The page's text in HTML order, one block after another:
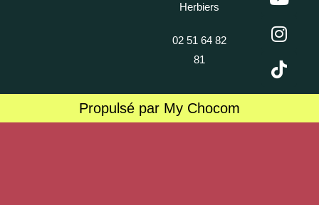
Herbiers
02 51 64 82
81
Propulsé par My Chocom